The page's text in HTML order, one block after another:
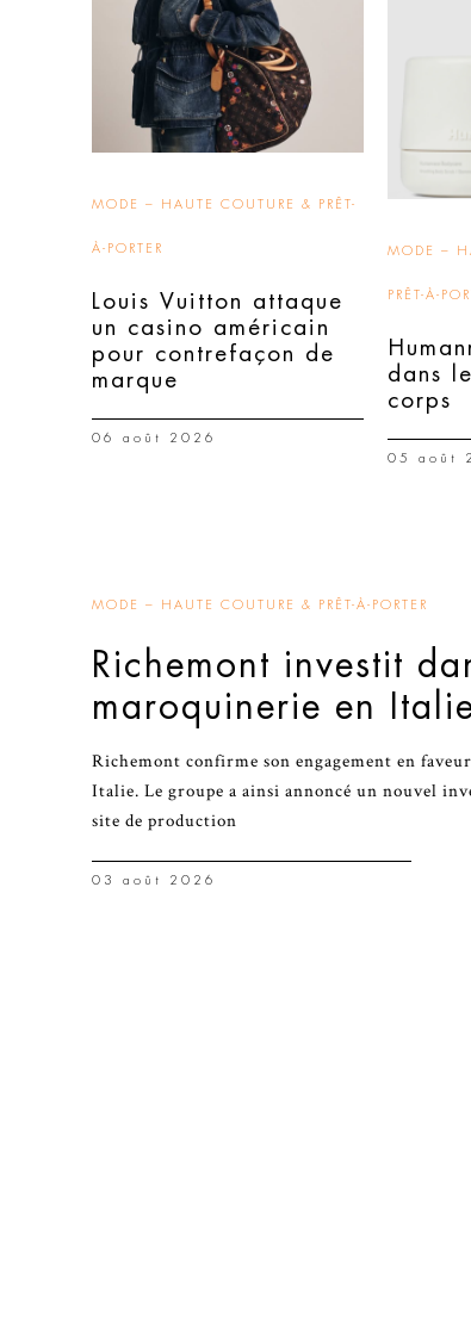
MODE – HAUTE COUTURE & PRÊT-
À-PORTER
Louis Vuitton attaque
un casino américain
pour contrefaçon de
marque
06 août 2026
MODE –
PRÊT-À-
dans
corps
05 août
MODE – HAUTE COUTURE & PRÊT-À-PORTER
Richemont investit
maroquinerie en
Richemont confirme son engagement en
Italie. Le groupe a ainsi annoncé un nouvel
site de production
03 août 2026